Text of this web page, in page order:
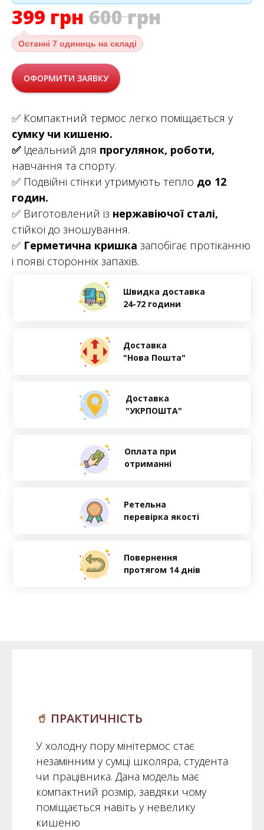
399 грн 600грн
Останні 7 одиниць на складі
ОФОРМИТИ ЗАЯВКУ
✅ Компактний термос легко поміщається у
сумку чи кишеню.
✅ Ідеальний для прогулянок, роботи,
навчання та спорту.
✅ Подвійні стінки утримують тепло до 12
годин.
✅ Виготовлений із нержавіючої сталі,
стійкої до зношування.
✅ Герметична кришка запобігає протіканню
і появі сторонніх запахів.
Оплата при
отриманні
Ретельна
перевірка якості
Швидка доставка
24-72 години
Доставка
"Нова Пошта"
Доставка
"УКРПОШТА"
Повернення
протягом 14 днів
🥤 ПРАКТИЧНІСТЬ
У холодну пору мінітермос стає
незамінним у сумці школяра, студента
чи працівника. Дана модель має
компактний розмір, завдяки чому
поміщається навіть у невелику
кишеню